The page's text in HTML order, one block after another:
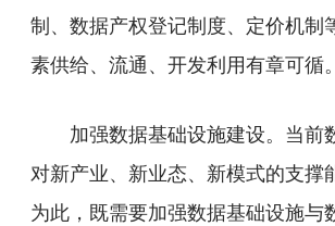
制、数据产权登记制度、定价机制
素供给、流通、开发利用有章可循。
加强数据基础设施建设。当前
对新产业、新业态、新模式的支撑
为此，既需要加强数据基础设施与